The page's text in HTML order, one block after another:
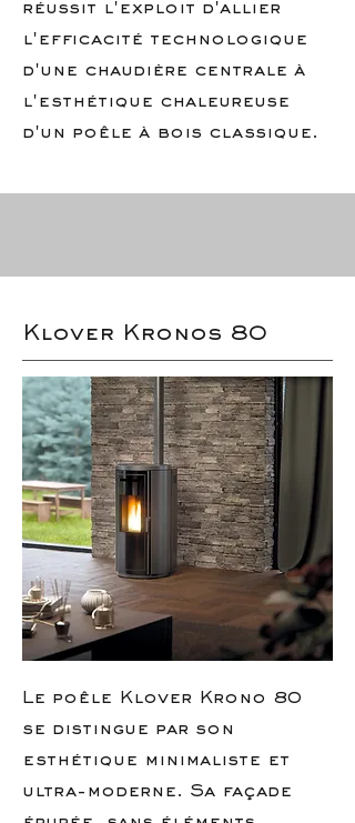
réussit l'exploit d'allier
l'efficacité technologique
d'une chaudière centrale à
l'esthétique chaleureuse
d'un poêle à bois classique.
Klover Kronos 80
Le poêle Klover Krono 80
se distingue par son
esthétique minimaliste et
ultra-moderne. Sa façade